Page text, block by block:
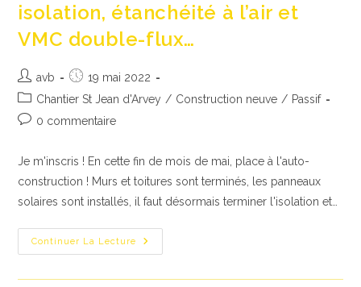
isolation, étanchéité à l’air et
VMC double-flux…
Auteur/autrice
de
la
publication :
avb
Publication
publiée :
19 mai 2022
Post
category:
Chantier St Jean d'Arvey / Construction neuve / Passif
Commentaires
la
0 commentaire
Je m'inscris ! En cette fin de mois de mai, place à l'auto-
construction ! Murs et toitures sont terminés, les panneaux
solaires sont installés, il faut désormais terminer l'isolation et…
Continuer La Lecture
Prochain
Chantier
Le